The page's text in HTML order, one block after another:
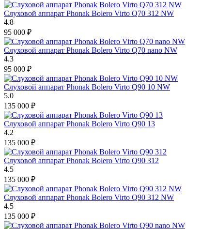
Слуховой аппарат Phonak Bolero Virto Q70 312 NW
4.8
95 000 ₽
Слуховой аппарат Phonak Bolero Virto Q70 nano NW
4.3
95 000 ₽
Слуховой аппарат Phonak Bolero Virto Q90 10 NW
5.0
135 000 ₽
Слуховой аппарат Phonak Bolero Virto Q90 13
4.2
135 000 ₽
Слуховой аппарат Phonak Bolero Virto Q90 312
4.5
135 000 ₽
Слуховой аппарат Phonak Bolero Virto Q90 312 NW
4.5
135 000 ₽